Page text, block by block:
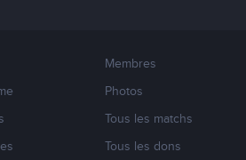
Membres
Photos
Tous les matchs
Tous les dons